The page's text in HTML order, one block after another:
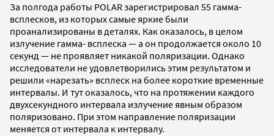
За полгода работы POLAR зарегистрировал 55 гамма-
всплесков, из которых самые яркие были
проанализированы в деталях. Как оказалось, в целом
излучение гамма- всплеска — а он продолжается около 10
секунд — не проявляет никакой поляризации. Однако
исследователи не удовлетворились этим результатом и
решили «нарезать» всплеск на более короткие временные
интервалы. И тут оказалось, что на протяжении каждого
двухсекундного интервала излучение явным образом
поляризовано. При этом направление поляризации
меняется от интервала к интервалу.